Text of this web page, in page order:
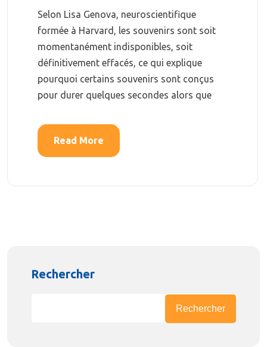
Selon Lisa Genova, neuroscientifique
formée à Harvard, les souvenirs sont soit
momentanément indisponibles, soit
définitivement effacés, ce qui explique
pourquoi certains souvenirs sont conçus
pour durer quelques secondes alors que
Read More
Rechercher
Rechercher